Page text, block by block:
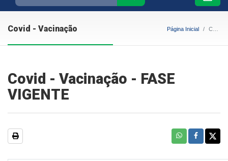
Covid - Vacinação Página Inicial Covid - Vacinação
Covid - Vacinação - FASE
VIGENTE